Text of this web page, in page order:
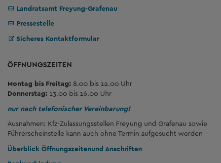
Landratsamt Freyung-Grafenau
Pressestelle
Sicheres Kontaktformular
ÖFFNUNGSZEITEN
Montag bis Freitag: 8.00 bis 12.00 Uhr
Donnerstag: 13.00 bis 16.00 Uhr
nur nach telefonischer Vereinbarung!
Ausnahmen: Kfz-Zulassungsstellen Freyung und Grafenau sowie
Führerscheinstelle kann auch ohne Termin aufgesucht werden
Überblick Öffnungszeitenund Anschriften